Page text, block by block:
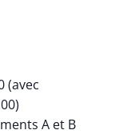
(avec
A et B